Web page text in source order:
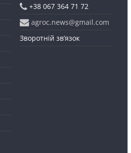
+38 067 364 71 72
agroc.news@gmail.com
Зворотній зв’язок